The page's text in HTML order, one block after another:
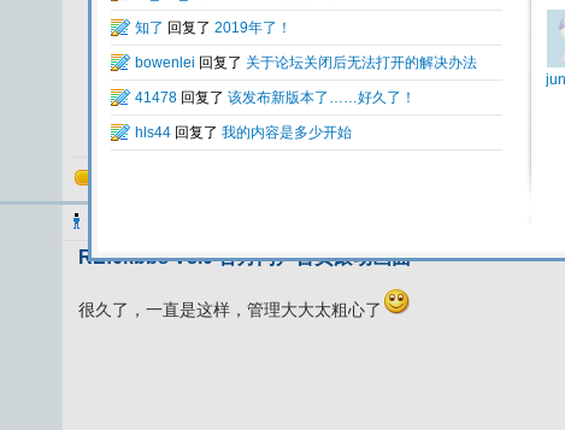
RE:6kbbs V8.0 官方门户首页滚动画面
很久了，一直是这样，管理大大太粗心了